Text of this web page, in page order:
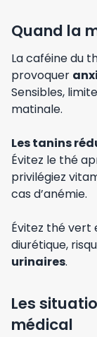
Quand la
La caféine du
provoquer
Sensibles,
matinale.
Les tanins
Évitez le thé
privilégiez
cas d’anémie.
Évitez thé vert
diurétique,
urinaires.
Les
médical